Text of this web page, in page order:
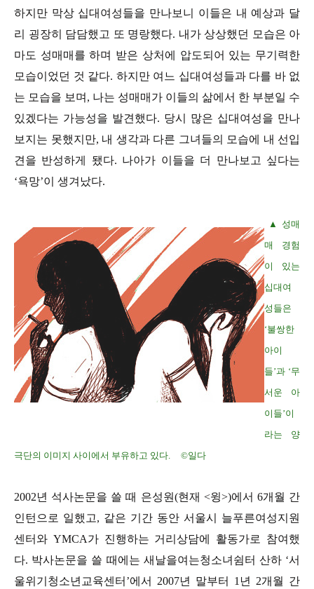
하지만 막상 십대여성들을 만나보니 이들은 내 예상과 달
리 굉장히 담담했고 또 명랑했다. 내가 상상했던 모습은 아
마도 성매매를 하며 받은 상처에 압도되어 있는 무기력한
모습이었던 것 같다. 하지만 여느 십대여성들과 다를 바 없
는 모습을 보며, 나는 성매매가 이들의 삶에서 한 부분일 수
있겠다는 가능성을 발견했다. 당시 많은 십대여성을 만나
보지는 못했지만, 내 생각과 다른 그녀들의 모습에 내 선입
견을 반성하게 됐다. 나아가 이들을 더 만나보고 싶다는
‘욕망’이 생겨났다.
▲ 성매
매 경험
이 있는
십대여
성들은
‘불쌍한
아이
들’과 ‘무
서운 아
이들’이
라는 양
극단의 이미지 사이에서 부유하고 있다. ©일다
2002년 석사논문을 쓸 때 은성원(현재 <윙>)에서 6개월 간
인턴으로 일했고, 같은 기간 동안 서울시 늘푸른여성지원
센터와 YMCA가 진행하는 거리상담에 활동가로 참여했
다. 박사논문을 쓸 때에는 새날을여는청소녀쉼터 산하 ‘서
울위기청소년교육센터’에서 2007년 말부터 1년 2개월 간